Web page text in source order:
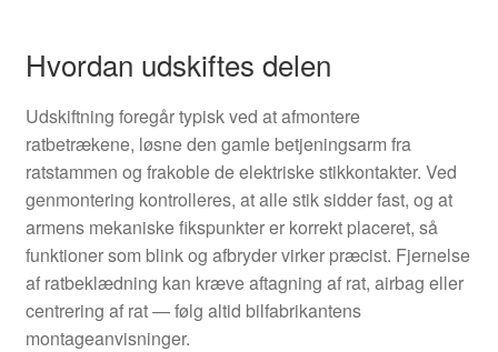
Hvordan udskiftes delen
Udskiftning foregår typisk ved at afmontere
ratbetrækene, løsne den gamle betjeningsarm fra
ratstammen og frakoble de elektriske stikkontakter. Ved
genmontering kontrolleres, at alle stik sidder fast, og at
armens mekaniske fikspunkter er korrekt placeret, så
funktioner som blink og afbryder virker præcist. Fjernelse
af ratbeklædning kan kræve aftagning af rat, airbag eller
centrering af rat — følg altid bilfabrikantens
montageanvisninger.